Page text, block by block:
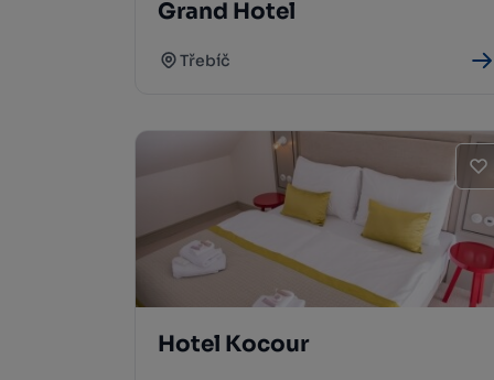
Grand Hotel
Třebíč
Hotel Kocour